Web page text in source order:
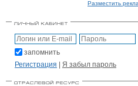
Разместить
запомнить
Регистрация | Я забыл пароль